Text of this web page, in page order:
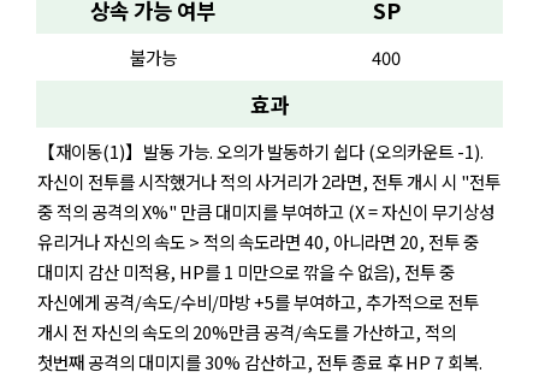
상속 가능 여부 SP
불가능 400
효과
【재이동(1)】발동 가능. 오의가 발동하기 쉽다 (오의카운트 -1).
자신이 전투를 시작했거나 적의 사거리가 2라면, 전투 개시 시 "전투
중 적의 공격의 X%" 만큼 대미지를 부여하고 (X = 자신이 무기상성
유리거나 자신의 속도 > 적의 속도라면 40, 아니라면 20, 전투 중
대미지 감산 미적용, HP를 1 미만으로 깎을 수 없음), 전투 중
자신에게 공격/속도/수비/마방 +5를 부여하고, 추가적으로 전투
개시 전 자신의 속도의 20%만큼 공격/속도를 가산하고, 적의
첫번째 공격의 대미지를 30% 감산하고, 전투 종료 후 HP 7 회복.